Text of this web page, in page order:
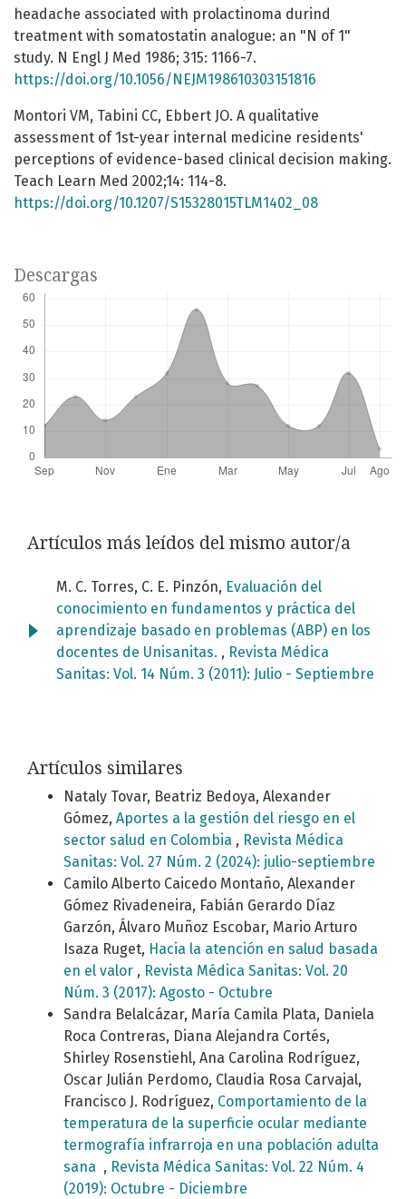
headache associated with prolactinoma durind
treatment with somatostatin analogue: an "N of 1"
study. N Engl J Med 1986; 315: 1166-7.
https://doi.org/10.1056/NEJM198610303151816
Montori VM, Tabini CC, Ebbert JO. A qualitative
assessment of 1st-year internal medicine residents'
perceptions of evidence-based clinical decision making.
Teach Learn Med 2002;14: 114-8.
https://doi.org/10.1207/S15328015TLM1402_08
Descargas
Artículos más leídos del mismo autor/a
M. C. Torres, C. E. Pinzón, Evaluación del
conocimiento en fundamentos y práctica del
aprendizaje basado en problemas (ABP) en los
docentes de Unisanitas. , Revista Médica
Sanitas: Vol. 14 Núm. 3 (2011): Julio - Septiembre
Artículos similares
Nataly Tovar, Beatriz Bedoya, Alexander
Gómez, Aportes a la gestión del riesgo en el
sector salud en Colombia , Revista Médica
Sanitas: Vol. 27 Núm. 2 (2024): julio-septiembre
Camilo Alberto Caicedo Montaño, Alexander
Gómez Rivadeneira, Fabián Gerardo Díaz
Garzón, Álvaro Muñoz Escobar, Mario Arturo
Isaza Ruget, Hacia la atención en salud basada
en el valor , Revista Médica Sanitas: Vol. 20
Núm. 3 (2017): Agosto - Octubre
Sandra Belalcázar, María Camila Plata, Daniela
Roca Contreras, Diana Alejandra Cortés,
Shirley Rosenstiehl, Ana Carolina Rodríguez,
Oscar Julián Perdomo, Claudia Rosa Carvajal,
Francisco J. Rodríguez, Comportamiento de la
temperatura de la superficie ocular mediante
termografía infrarroja en una población adulta
sana , Revista Médica Sanitas: Vol. 22 Núm. 4
(2019): Octubre - Diciembre